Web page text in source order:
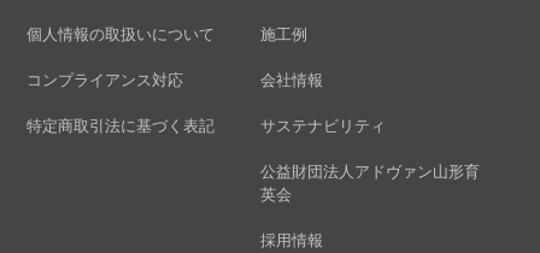
個人情報の取扱いについて
コンプライアンス対応
特定商取引法に基づく表記
施工例
会社情報
サステナビリティ
公益財団法人アドヴァン山形育
英会
採用情報